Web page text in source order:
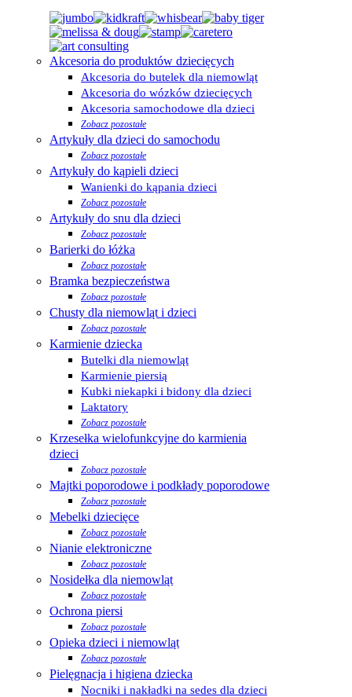
Akcesoria do produktów dziecięcych
Akcesoria do butelek dla niemowląt
Akcesoria do wózków dziecięcych
Akcesoria samochodowe dla dzieci
Zobacz pozostałe
Artykuły dla dzieci do samochodu
Zobacz pozostałe
Artykuły do kąpieli dzieci
Wanienki do kąpania dzieci
Zobacz pozostałe
Artykuły do snu dla dzieci
Zobacz pozostałe
Barierki do łóżka
Zobacz pozostałe
Bramka bezpieczeństwa
Zobacz pozostałe
Chusty dla niemowląt i dzieci
Zobacz pozostałe
Karmienie dziecka
Butelki dla niemowląt
Karmienie piersią
Kubki niekapki i bidony dla dzieci
Laktatory
Zobacz pozostałe
Krzesełka wielofunkcyjne do karmienia
dzieci
Zobacz pozostałe
Majtki poporodowe i podkłady poporodowe
Zobacz pozostałe
Mebelki dziecięce
Zobacz pozostałe
Nianie elektroniczne
Zobacz pozostałe
Nosidełka dla niemowląt
Zobacz pozostałe
Ochrona piersi
Zobacz pozostałe
Opieka dzieci i niemowląt
Zobacz pozostałe
Pielęgnacja i higiena dziecka
Nocniki i nakładki na sedes dla dzieci